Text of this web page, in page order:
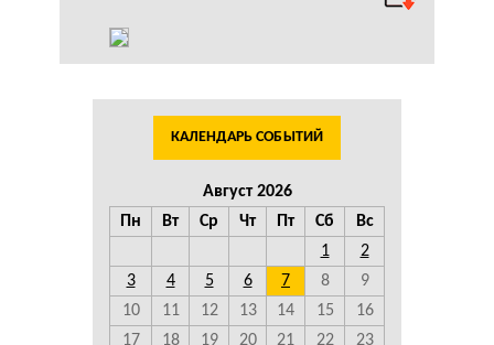
КАЛЕНДАРЬ СОБЫТИЙ
Август 2026
Пн
Вт Ср Чт Пт Сб
Вс
1
2
3
4 5 6 7 8
9
10
11 12 13 14 15
16
17
18 19 20 21 22
23